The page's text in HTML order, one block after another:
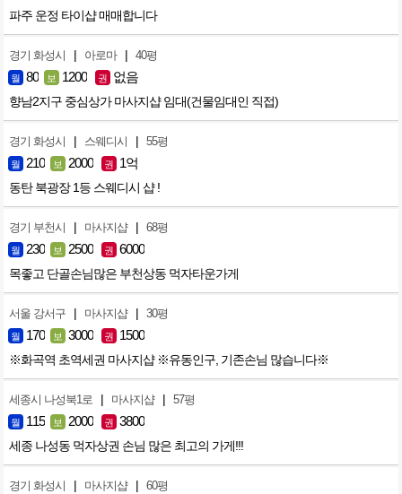
파주 운정 타이샵 매매합니다
경기 화성시 | 아로마 | 40평
월 80 보 1200 권 없음
향남2지구 중심상가 마사지샵 임대(건물임대인 직접)
경기 화성시 | 스웨디시 | 55평
월 210 보 2000 권 1억
동탄 북광장 1등 스웨디시 샵 !
경기 부천시 | 마사지샵 | 68평
월 230 보 2500 권 6000
목좋고 단골손님많은 부천상동 먹자타운가게
서울 강서구 | 마사지샵 | 30평
월 170 보 3000 권 1500
※화곡역 초역세권 마사지샵 ※유동인구, 기존손님 많습니다※
세종시 나성북1로 | 마사지샵 | 57평
월 115 보 2000 권 3800
세종 나성동 먹자상권 손님 많은 최고의 가게!!!
경기 화성시 | 마사지샵 | 60평